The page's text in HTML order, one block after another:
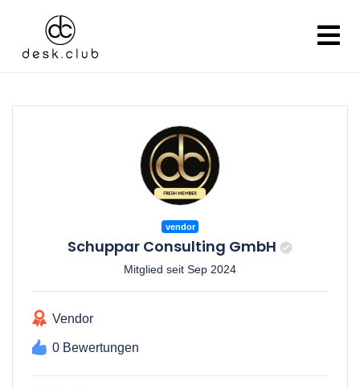
vendor
Schuppar Consulting GmbH
Mitglied seit Sep 2024
Vendor
0 Bewertungen